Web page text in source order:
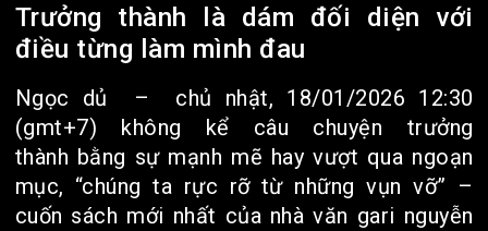
Trưởng thành là dám đối diện với
điều từng làm mình đau
Ngọc dủ – chủ nhật, 18/01/2026 12:30
(gmt+7) không kể câu chuyện trưởng
thành bằng sự mạnh mẽ hay vượt qua ngoạn
mục, “chúng ta rực rỡ từ những vụn vỡ” –
cuốn sách mới nhất của nhà văn gari nguyễn